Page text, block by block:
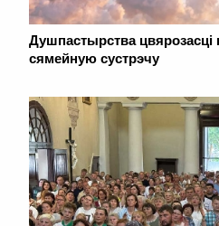
Душпастырства цвярозасці
сямейную сустрэчу